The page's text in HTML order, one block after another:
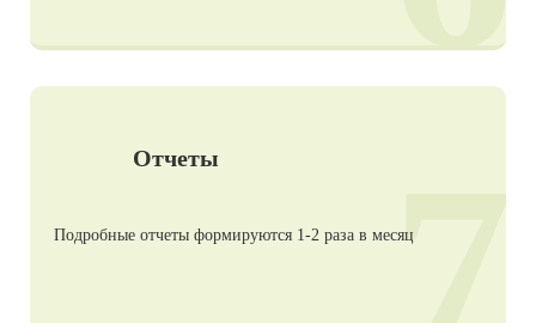
Отчеты
Подробные отчеты формируются 1-2 раза в месяц
7